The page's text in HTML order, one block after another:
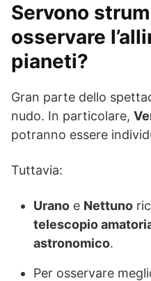
Servono
osservare
pianeti?
Gran parte dello
nudo. In particolare,
potranno essere
Tuttavia:
Urano e Nettuno
telescopio
astronomico.
Per osservare